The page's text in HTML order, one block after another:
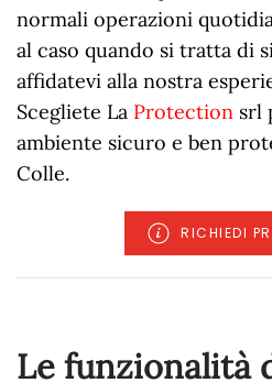
normali operazioni
al caso quando si tratta di
affidatevi alla nostra
Scegliete La Protection srl
ambiente sicuro e ben
Colle.
RICHIEDI
Le funzionalità